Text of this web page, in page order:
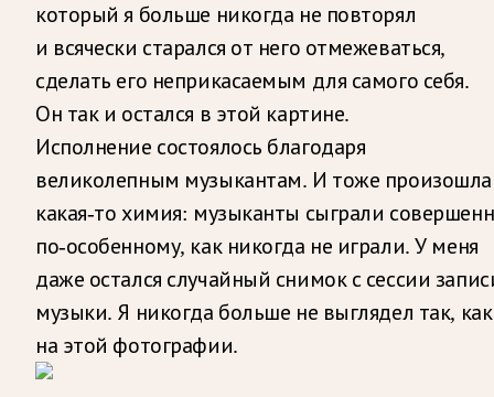
который я больше никогда не повторял
и всячески старался от него отмежеваться,
сделать его неприкасаемым для самого себя.
Он так и остался в этой картине.
Исполнение состоялось благодаря
великолепным музыкантам. И тоже произошла
какая-то химия: музыканты сыграли
по-особенному, как никогда не играли. У меня
даже остался случайный снимок с сессии
музыки. Я никогда больше не выглядел так, как
на этой фотографии.